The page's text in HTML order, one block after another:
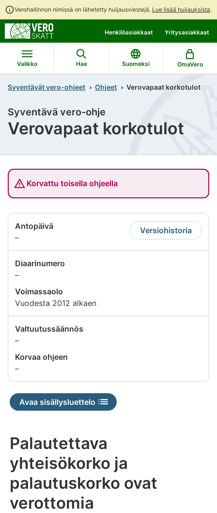
Verohallinnon nimissä on lähetetty huijausviestejä. Lue lisää huijauksista.
suoraan
sisältöön
koko
sivuston
hakuun
Henkilöasiakkaat Yritysasiakkaat
Valikko Hae Suomeksi OmaVero
Syventävät vero-ohjeet Ohjeet Verovapaat korkotulot
Verovapaat korkotulot
Syventävä vero-ohje
Korvattu toisella ohjeella
Antopäivä
–Tietoa
ei
saatavilla
Versiohistoria
Diaarinumero
–Tietoa
saatavilla
Voimassaolo
Vuodesta 2012 alkaen
Valtuutussäännös
–Tietoa
saatavilla
Korvaa ohjeen
–Tietoa
ei
saatavilla
Avaa sisällysluettelo
Palautettava
yhteisökorko ja
palautuskorko ovat
verottomia